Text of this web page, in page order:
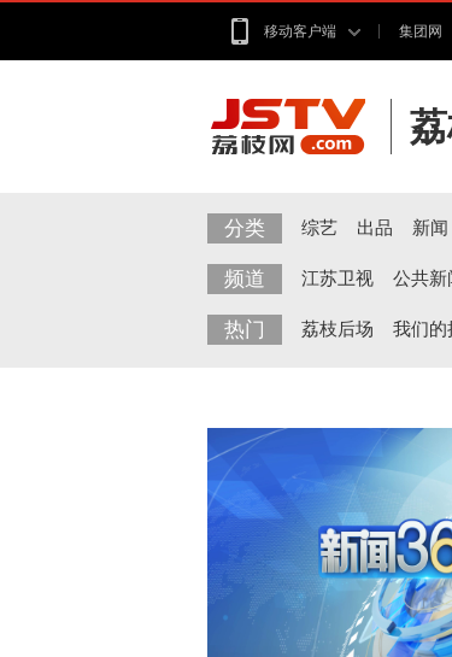
移动客户端 集团网
分类 综艺 出品 新闻
频道 江苏卫视 公共新
热门 荔枝后场 我们的